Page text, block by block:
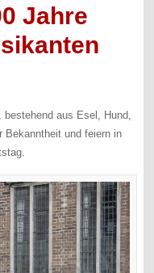
Jahre
bestehend aus Esel, Hund,
Bekanntheit und feiern in